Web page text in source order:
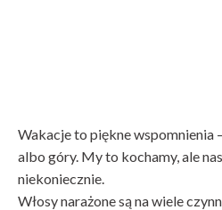
Wakacje to piękne wspomnienia
albo góry. My to kochamy, ale
niekoniecznie.
Włosy narażone są na wiele